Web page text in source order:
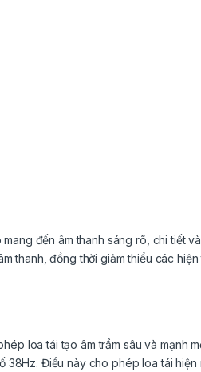
đến âm thanh sáng rõ, chi tiết
thanh, đồng thời giảm thiểu các
loa tái tạo âm trầm sâu và mạnh
Điều này cho phép loa tái hiện